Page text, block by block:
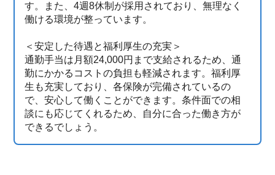
す。また、4週8休制が採用されており、無理なく
働ける環境が整っています。
＜安定した待遇と福利厚生の充実＞
通勤手当は月額24,000円まで支給されるため、通
勤にかかるコストの負担も軽減されます。福利厚
生も充実しており、各保険が完備されているの
で、安心して働くことができます。条件面での相
談にも応じてくれるため、自分に合った働き方が
できるでしょう。